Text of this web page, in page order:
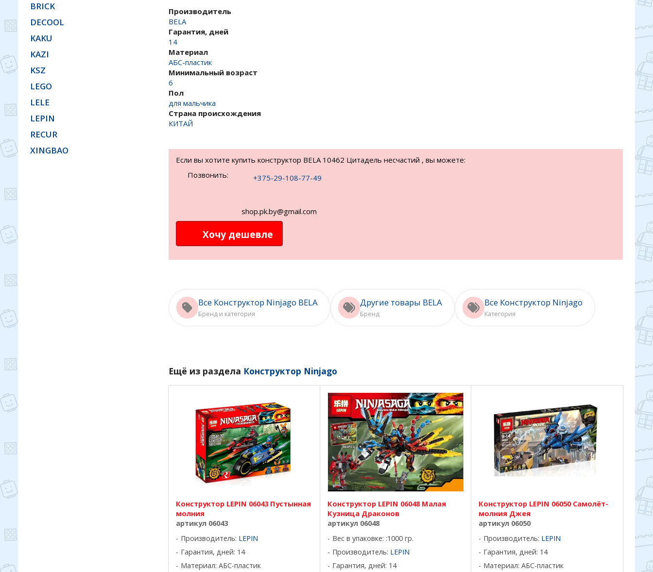
BRICK
DECOOL
KAKU
KAZI
KSZ
LEGO
LELE
LEPIN
RECUR
XINGBAO
Производитель
BELA
Гарантия, дней
14
Материал
АБС-пластик
Минимальный возраст
6
Пол
для мальчика
Страна происхождения
КИТАЙ
Если вы хотите купить конструктор BELA 10462 Цитадель несчастий , вы можете:
Позвонить:
+375-29-108-77-49
shop.pk.by@gmail.com
Хочу дешевле
Все Конструктор Ninjago BELA
Бренд и категория
Другие товары BELA
Бренд
Все Конструктор Ninjago
Категория
Ещё из раздела Конструктор Ninjago
Конструктор LEPIN 06043 Пустынная
молния
артикул 06043
Производитель: LEPIN
Гарантия, дней: 14
Материал: АБС-пластик
Конструктор LEPIN 06048 Малая
Кузница Драконов
артикул 06048
Вес в упаковке: :1000 гр.
Производитель: LEPIN
Гарантия, дней: 14
Конструктор LEPIN 06050 Самолёт-
молния Джея
артикул 06050
Производитель: LEPIN
Гарантия, дней: 14
Материал: АБС-пластик